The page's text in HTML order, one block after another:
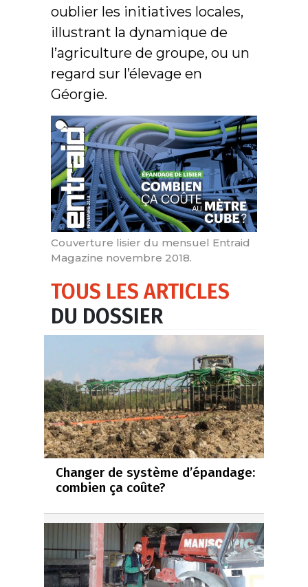
oublier les initiatives locales,
illustrant la dynamique de
l’agriculture de groupe, ou un
regard sur l’élevage en
Géorgie.
Couverture lisier du mensuel Entraid
Magazine novembre 2018.
TOUS LES ARTICLES
DU DOSSIER
Changer de système d’épandage:
combien ça coûte?